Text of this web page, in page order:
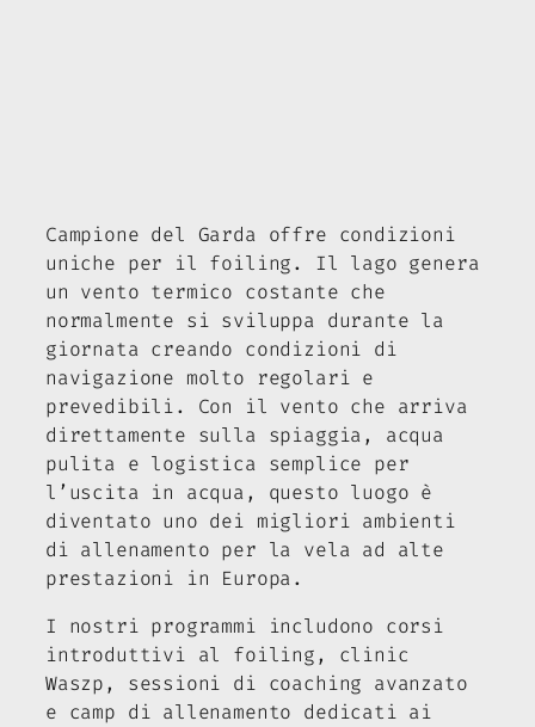
Campione del Garda offre condizioni
uniche per il foiling. Il lago genera
un vento termico costante che
normalmente si sviluppa durante la
giornata creando condizioni di
navigazione molto regolari e
prevedibili. Con il vento che arriva
direttamente sulla spiaggia, acqua
pulita e logistica semplice per
l’uscita in acqua, questo luogo è
diventato uno dei migliori ambienti
di allenamento per la vela ad alte
prestazioni in Europa.
I nostri programmi includono corsi
introduttivi al foiling, clinic
Waszp, sessioni di coaching avanzato
e camp di allenamento dedicati ai